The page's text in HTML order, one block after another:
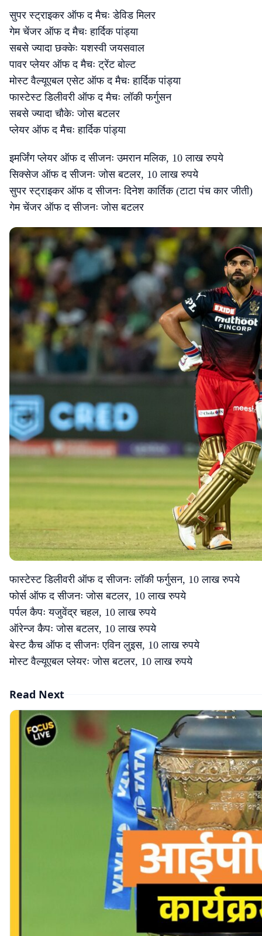
सुपर स्ट्राइकर ऑफ द मैचः डेविड मिलर
गेम चेंजर ऑफ द मैचः हार्दिक पांड्या
सबसे ज्यादा छक्केः यशस्वी जयसवाल
पावर प्लेयर ऑफ द मैचः ट्रेंट बोल्ट
मोस्ट वैल्यूएबल एसेट ऑफ द मैचः हार्दिक पांड्या
फास्टेस्ट डिलीवरी ऑफ द मैचः लॉकी फर्गुसन
सबसे ज्यादा चौकेः जोस बटलर
प्लेयर ऑफ द मैचः हार्दिक पांड्या
इमर्जिंग प्लेयर ऑफ द सीजनः उमरान मलिक, 10 लाख रुपये
सिक्सेज ऑफ द सीजनः जोस बटलर, 10 लाख रुपये
सुपर स्ट्राइकर ऑफ द सीजनः दिनेश कार्तिक (टाटा पंच कार जीती)
गेम चेंजर ऑफ द सीजनः जोस बटलर
फास्टेस्ट डिलीवरी ऑफ द सीजनः लॉकी फर्गुसन, 10 लाख रुपये
फोर्स ऑफ द सीजनः जोस बटलर, 10 लाख रुपये
पर्पल कैपः यजुवेंद्र चहल, 10 लाख रुपये
ऑरेन्ज कैपः जोस बटलर, 10 लाख रुपये
बेस्ट कैच ऑफ द सीजनः एविन लुइस, 10 लाख रुपये
मोस्ट वैल्यूएबल प्लेयरः जोस बटलर, 10 लाख रुपये
Read Next